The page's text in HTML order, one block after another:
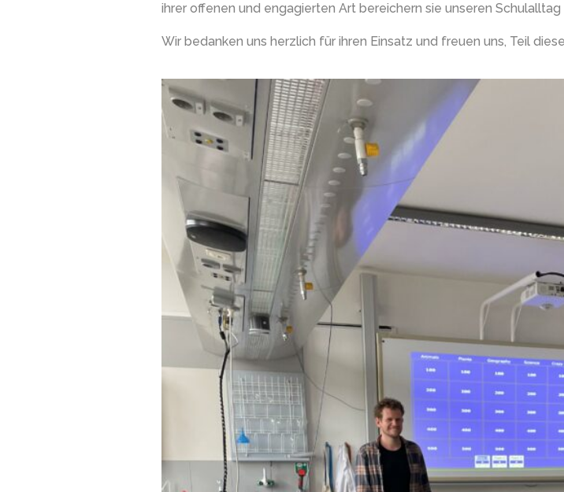
ihrer offenen und engagierten Art bereichern sie unseren
Wir bedanken uns herzlich für ihren Einsatz und freuen uns, Teil